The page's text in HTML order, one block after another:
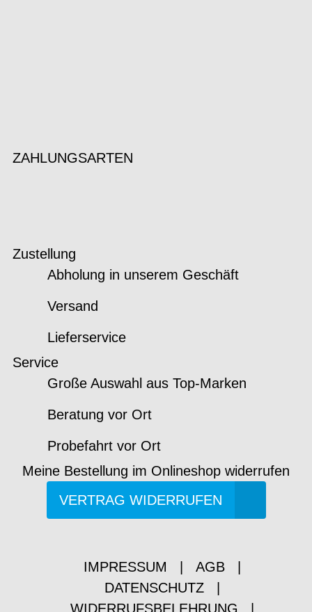
ZAHLUNGSARTEN
Zustellung
Abholung in unserem Geschäft
Versand
Lieferservice
Service
Große Auswahl aus Top-Marken
Beratung vor Ort
Probefahrt vor Ort
Meine Bestellung im Onlineshop widerrufen
VERTRAG WIDERRUFEN
IMPRESSUM AGB
DATENSCHUTZ
WIDERRUFSBELEHRUNG